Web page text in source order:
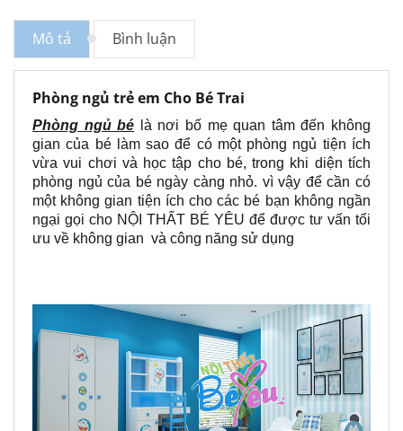
Mô tả Bình luận
Phòng ngủ trẻ em Cho Bé Trai
Phòng ngủ bé là nơi bố mẹ quan tâm đến không
gian của bé làm sao để có một phòng ngủ tiện ích
vừa vui chơi và học tập cho bé, trong khi diện tích
phòng ngủ của bé ngày càng nhỏ. vì vậy để cần có
một không gian tiện ích cho các bé bạn không ngần
ngại gọi cho NỘI THẤT BÉ YÊU để được tư vấn tối
ưu về không gian và công năng sử dụng